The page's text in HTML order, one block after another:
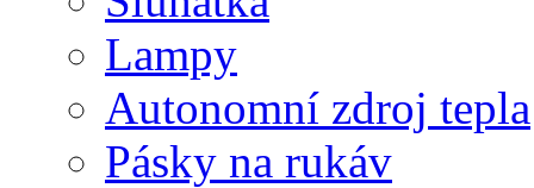
Lampy
Autonomní zdroj tepla
Pásky na rukáv